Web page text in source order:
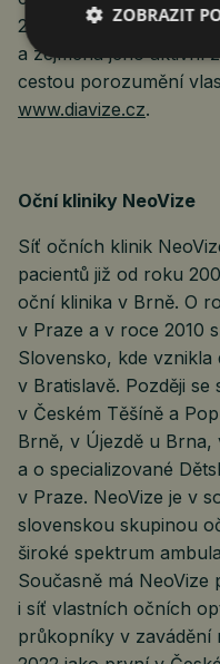
21. století. Cílem je co
a zejména jeho aktivní
cestou porozumění
www.diavize.cz.
Oční kliniky NeoVize
Síť očních klinik
pacientů již od roku
oční klinika v Brně. O
v Praze a v roce 2010
Slovensko, kde vznikla
v Bratislavě. Později
v Českém Těšíně a
Brně, v Újezdě u
a o specializované
v Praze. NeoVize je v
slovenskou skupinou
široké spektrum
Současně má NeoVize
i síť vlastních očních
průkopníky v zavádění
ZOBRAZIT